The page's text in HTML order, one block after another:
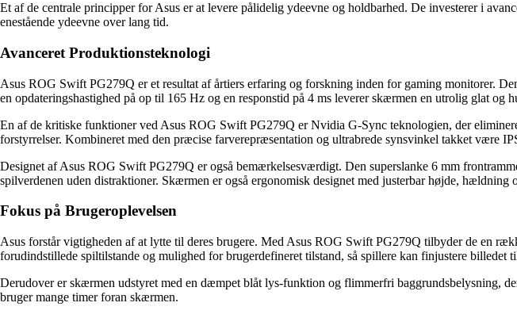
Et af de centrale principper for Asus er at levere pålidelig ydeevne og holdbarhed. De investerer i
enestående ydeevne over lang tid.
Avanceret Produktionsteknologi
Asus ROG Swift PG279Q er et resultat af årtiers erfaring og forskning inden for gaming monitorer.
en opdateringshastighed på op til 165 Hz og en responstid på 4 ms leverer skærmen en utrolig glat
En af de kritiske funktioner ved Asus ROG Swift PG279Q er Nvidia G-Sync teknologien, der
forstyrrelser. Kombineret med den præcise farverepræsentation og ultrabrede synsvinkel takket være
Designet af Asus ROG Swift PG279Q er også bemærkelsesværdigt. Den superslanke 6 mm
spilverdenen uden distraktioner. Skærmen er også ergonomisk designet med justerbar højde,
Fokus på Brugeroplevelsen
Asus forstår vigtigheden af ​​at lytte til deres brugere. Med Asus ROG Swift PG279Q tilbyder de en
forudindstillede spiltilstande og mulighed for brugerdefineret tilstand, så spillere kan finjustere billedet
Derudover er skærmen udstyret med en dæmpet blåt lys-funktion og flimmerfri baggrundsbelysning,
bruger mange timer foran skærmen.